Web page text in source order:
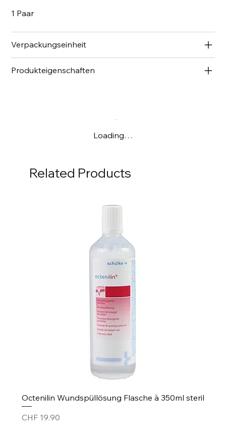
1 Paar
Verpackungseinheit
Produkteigenschaften
Loading…
Related Products
Octenilin Wundspüllösung Flasche à 350ml steril
Price
CHF 19.90